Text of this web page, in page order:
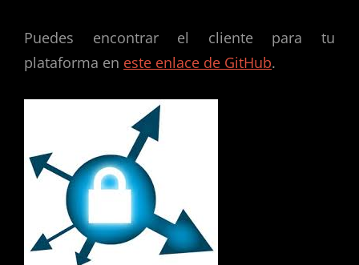
Puedes encontrar el cliente para tu
plataforma en este enlace de GitHub.